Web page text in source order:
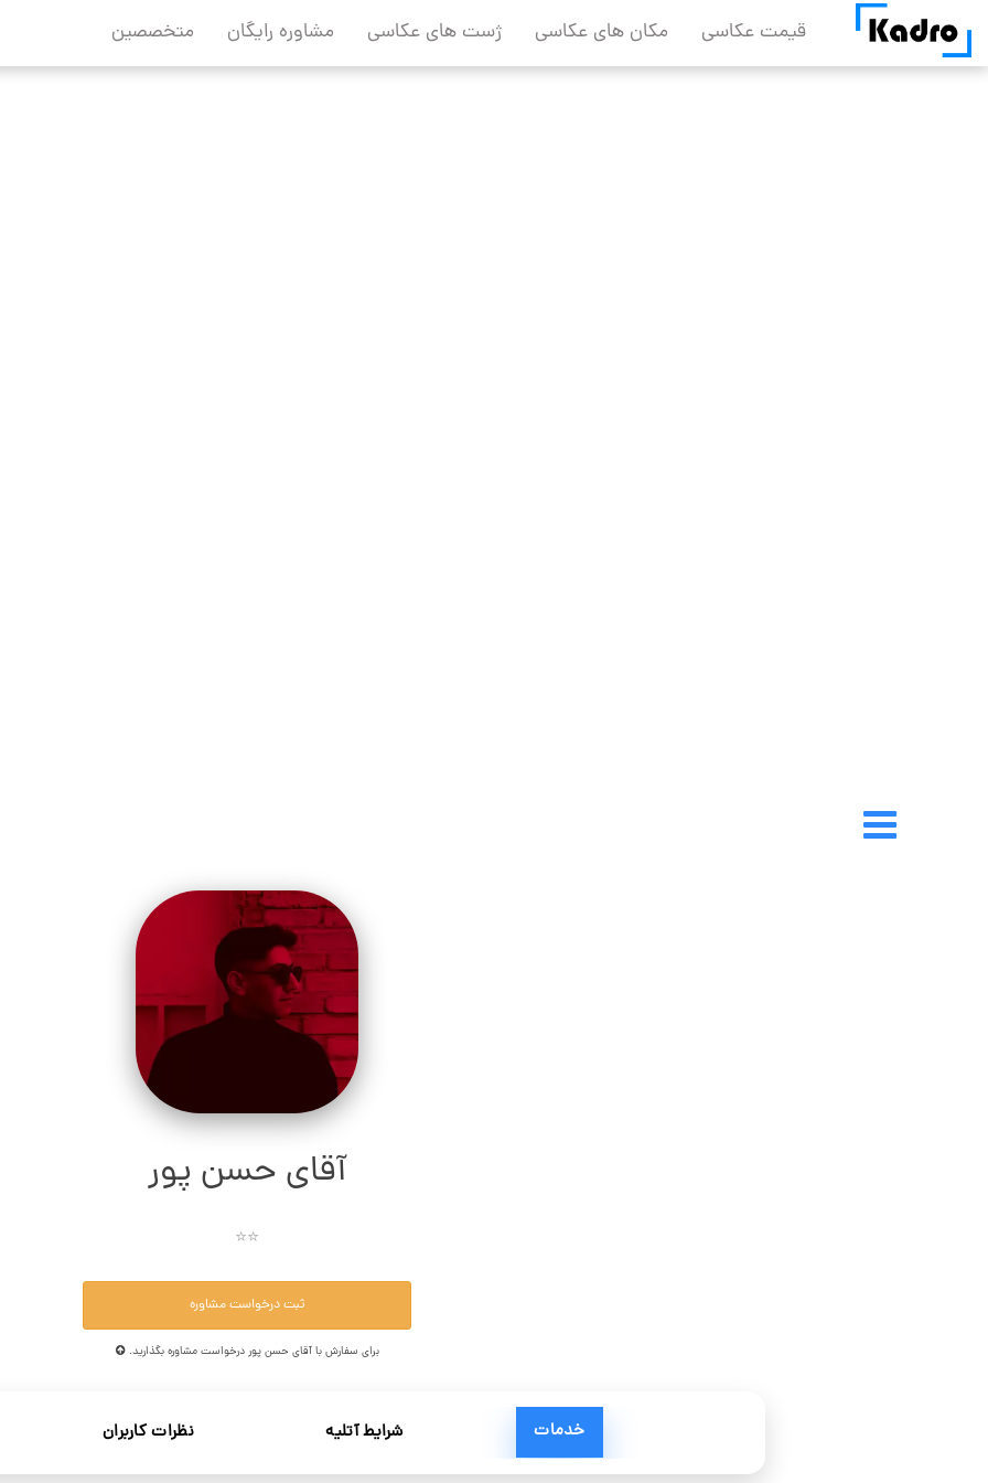
content
قیمت عکاسی مکان های عکاسی ژست های عکاسی مشاوره رایگان متخصصین
آقای حسن پور
⭐⭐
ثبت درخواست مشاوره
برای سفارش با آقای حسن پور درخواست مشاوره بگذارید.
خدمات شرایط آتلیه نظرات کاربران